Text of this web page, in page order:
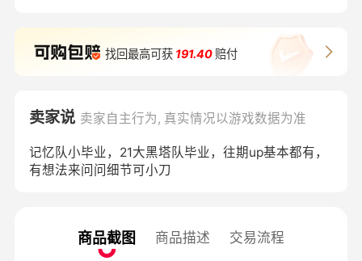
找回最高可获 191.40 赔付
卖家说 卖家自主行为, 真实情况以游戏数据为准
记忆队小毕业，21大黑塔队毕业，往期up基本都有，
有想法来问问细节可小刀
商品截图 商品描述 交易流程